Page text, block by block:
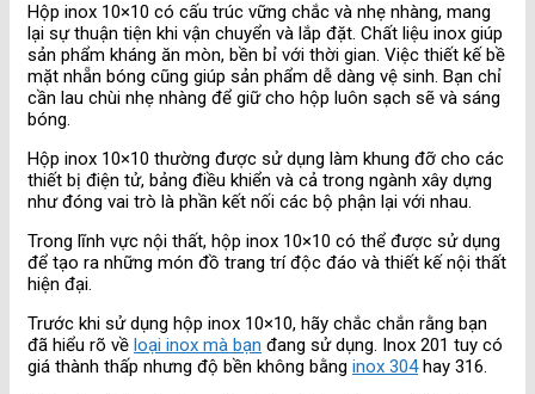
Hộp inox 10×10 có cấu trúc vững chắc và nhẹ nhàng, mang
lại sự thuận tiện khi vận chuyển và lắp đặt. Chất liệu inox giúp
sản phẩm kháng ăn mòn, bền bỉ với thời gian. Việc thiết kế bề
mặt nhẵn bóng cũng giúp sản phẩm dễ dàng vệ sinh. Bạn chỉ
cần lau chùi nhẹ nhàng để giữ cho hộp luôn sạch sẽ và sáng
bóng.
Hộp inox 10×10 thường được sử dụng làm khung đỡ cho các
thiết bị điện tử, bảng điều khiển và cả trong ngành xây dựng
như đóng vai trò là phần kết nối các bộ phận lại với nhau.
Trong lĩnh vực nội thất, hộp inox 10×10 có thể được sử dụng
để tạo ra những món đồ trang trí độc đáo và thiết kế nội thất
hiện đại.
Trước khi sử dụng hộp inox 10×10, hãy chắc chắn rằng bạn
đã hiểu rõ về loại inox mà bạn đang sử dụng. Inox 201 tuy có
giá thành thấp nhưng độ bền không bằng inox 304hay 316.